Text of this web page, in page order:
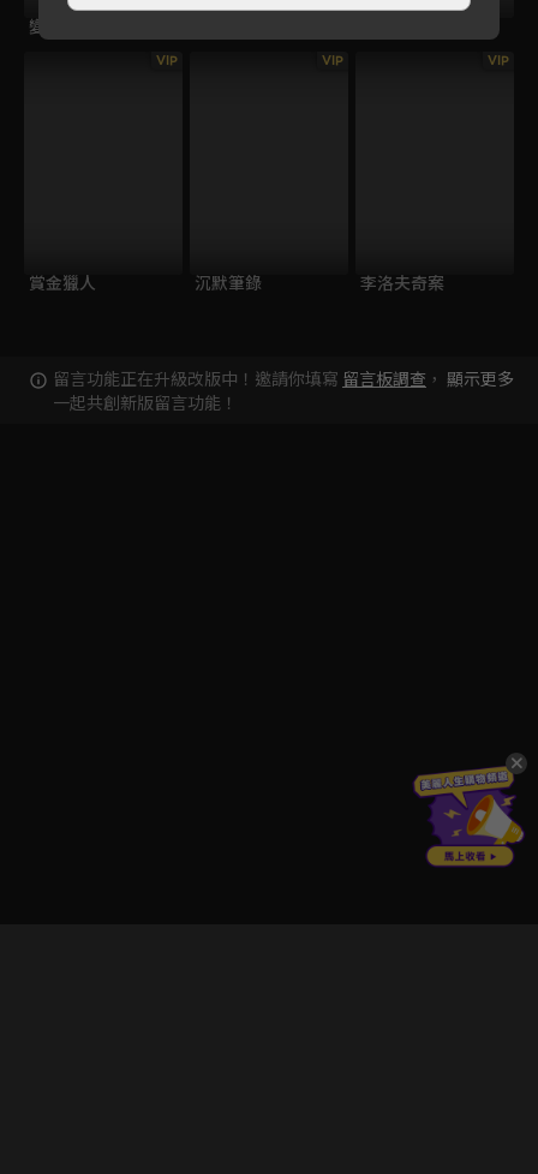
變體
VIP
賞金獵人
VIP
沉默筆錄
VIP
李洛夫奇案
留言功能正在升級改版中！邀請你填寫 留言板調查 ，
一起共創新版留言功能！
顯示更多